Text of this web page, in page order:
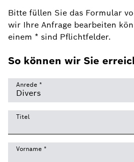
Bitte füllen Sie das Formular
wir Ihre Anfrage bearbeiten
einem * sind Pflichtfelder.
So können wir Sie
Anrede *
Titel
Vorname *